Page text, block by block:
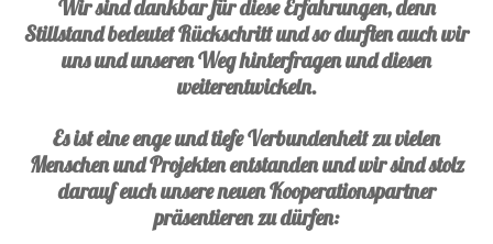
Wir sind dankbar für diese Erfahrungen, denn
Stillstand bedeutet Rückschritt und so durften auch wir
uns und unseren Weg hinterfragen und diesen
weiterentwickeln.
Es ist eine enge und tiefe Verbundenheit zu vielen
Menschen und Projekten entstanden und wir sind stolz
darauf euch unsere neuen Kooperationspartner
präsentieren zu dürfen: